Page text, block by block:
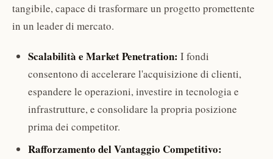
tangibile, capace di trasformare un progetto promettente
in un leader di mercato.
Scalabilità e Market Penetration: I fondi
consentono di accelerare l'acquisizione di clienti,
espandere le operazioni, investire in tecnologia e
infrastrutture, e consolidare la propria posizione
prima dei competitor.
Rafforzamento del Vantaggio Competitivo: